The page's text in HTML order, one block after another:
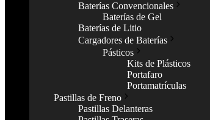
Baterías Convencionales
Baterías de Gel
Baterías de Litio
Cargadores de Baterías
Pásticos
Kits de Plásticos
Portafaro
Portamatrículas
Pastillas de Freno
Pastillas Delanteras